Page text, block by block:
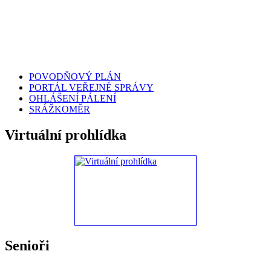
POVODŇOVÝ PLÁN
PORTÁL VEŘEJNÉ SPRÁVY
OHLÁŠENÍ PÁLENÍ
SRÁŽKOMĚR
Virtuální prohlídka
Senioři